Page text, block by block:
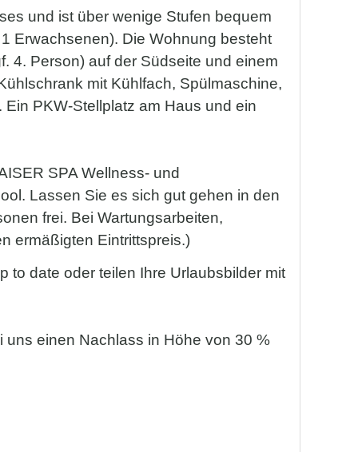
und ist über wenige Stufen bequem
Erwachsenen). Die Wohnung besteht
4. Person) auf der Südseite und einem
mit Kühlfach, Spülmaschine,
PKW-Stellplatz am Haus und ein
SPA Wellness- und
Lassen Sie es sich gut gehen in den
frei. Bei Wartungsarbeiten,
ermäßigten Eintrittspreis.)
to date oder teilen Ihre Urlaubsbilder mit
uns einen Nachlass in Höhe von 30 %